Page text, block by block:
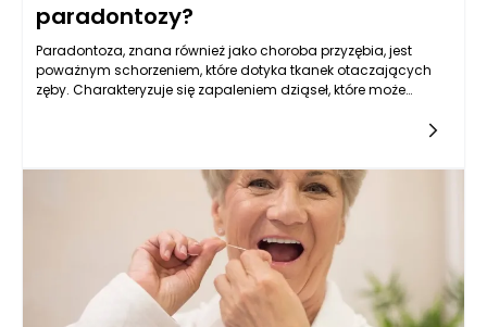
paradontozy?
Paradontoza, znana również jako choroba przyzębia, jest
poważnym schorzeniem, które dotyka tkanek otaczających
zęby. Charakteryzuje się zapaleniem dziąseł, które może
kluczowych czynników wpływających na rozwój paradontozy
jamy ustnej, w tym regularne korzystanie z produktów do
higieny jamy ustnej, może znacząco wpłynąć na zatrzymanie
rozwoju tej choroby. Istnieje silna korelacja między jakością
codziennego czyszczenia zębów a występowaniem stanów
zapalnych w przyzębiu.